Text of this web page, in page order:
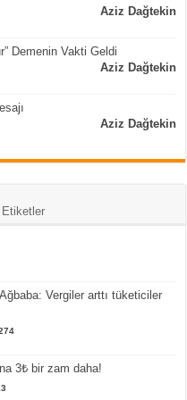
Aziz Dağtekin
Demenin Vakti Geldi
Aziz Dağtekin
Aziz Dağtekin
Etiketler
Vergiler arttı tüketiciler
3₺ bir zam daha!